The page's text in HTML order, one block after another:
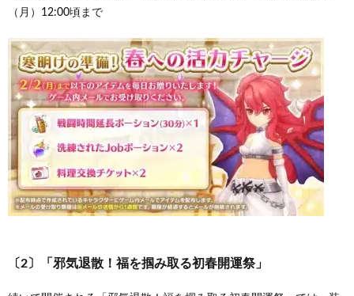
（月）12:00頃まで
〔2〕「邪気退散！福を掴み取る初春開運祭」